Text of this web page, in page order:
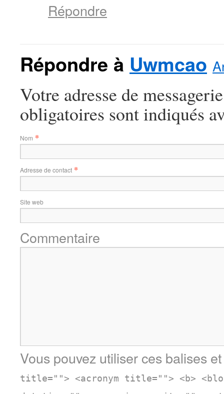
Répondre
Répondre à Uwmcao
Votre adresse de
obligatoires sont indiqués
Nom *
Adresse de contact *
Site web
Commentaire
Vous pouvez utiliser ces balises
title=""> <acronym title=""> <b>